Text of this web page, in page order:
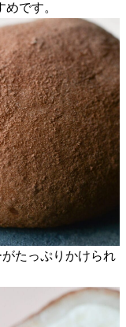
です。
たっぷりかけられ